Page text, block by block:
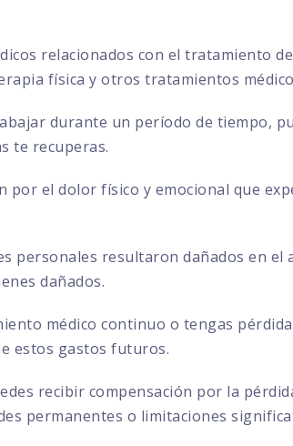
relacionados con el tratamiento
física y otros tratamientos
durante un período de tiempo,
te recuperas.
por el dolor físico y emocional que
personales resultaron dañados en el
dañados.
médico continuo o tengas
estos gastos futuros.
recibir compensación por la
permanentes o limitaciones